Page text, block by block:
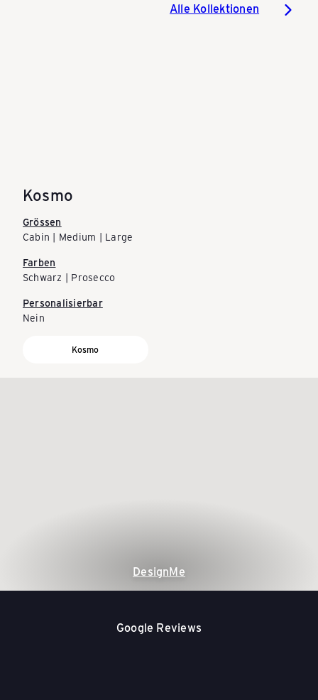
Kosmo
Grössen
Cabin | Medium | Large
Farben
Schwarz | Prosecco
Personalisierbar
Nein
Kosmo
Alle Kollektionen
DesignMe
Google Reviews